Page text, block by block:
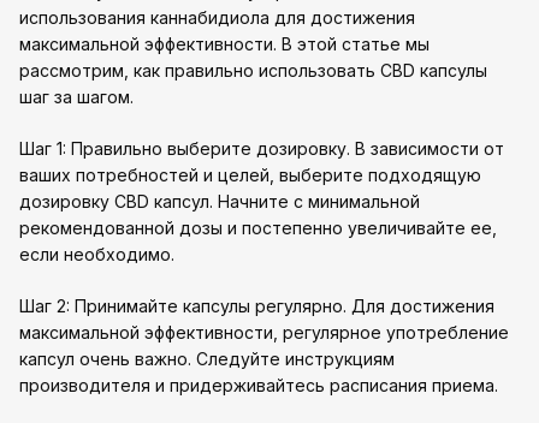
использования каннабидиола для достижения
максимальной эффективности. В этой статье мы
рассмотрим, как правильно использовать CBD капсулы
шаг за шагом.
Шаг 1: Правильно выберите дозировку. В зависимости от
ваших потребностей и целей, выберите подходящую
дозировку CBD капсул. Начните с минимальной
рекомендованной дозы и постепенно увеличивайте ее,
если необходимо.
Шаг 2: Принимайте капсулы регулярно. Для достижения
максимальной эффективности, регулярное употребление
капсул очень важно. Следуйте инструкциям
производителя и придерживайтесь расписания приема.